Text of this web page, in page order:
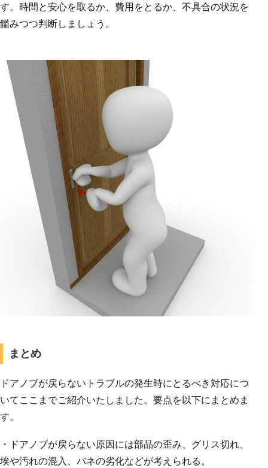
す。時間と安心を取るか、費用をとるか、不具合の状況を
鑑みつつ判断しましょう。
まとめ
ドアノブが戻らないトラブルの発生時にとるべき対応につ
いてここまでご紹介いたしました。要点を以下にまとめま
す。
・ドアノブが戻らない原因には部品の歪み、グリス切れ、
埃や汚れの混入、バネの劣化などが考えられる。